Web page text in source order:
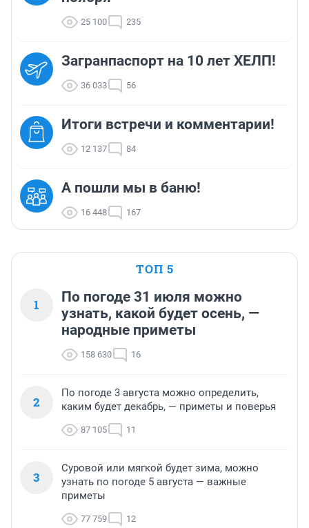
25 100 235
Загранпаспорт на 10 лет ХЕЛП!
36 033 56
Итоги встречи и комментарии!
12 137 84
А пошли мы в баню!
16 448 167
ТОП 5
1
По погоде 31 июля можно
узнать, какой будет осень, —
народные приметы
158 630 16
2
По погоде 3 августа можно определить,
каким будет декабрь, — приметы и поверья
87 105 11
3
Суровой или мягкой будет зима, можно
узнать по погоде 5 августа — важные
приметы
77 759 12